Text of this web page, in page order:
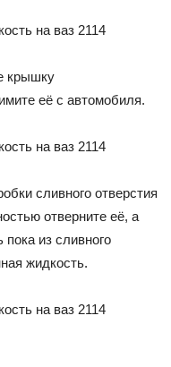
крышку
её с автомобиля.
сливного отверстия
отверните её, а
из сливного
жидкость.